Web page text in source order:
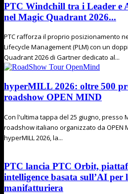
PTC Windchill tra i Leader e
nel Magic Quadrant 2026...
PTC rafforza il proprio posizionamento
Lifecycle Management (PLM) con un
Quadrant 2026 di Gartner dedicato al...
hyperMILL 2026: oltre 500
roadshow OPEN MIND
Con l'ultima tappa del 25 giugno, presso
roadshow italiano organizzato da OPEN
hyperMILL 2026, la...
PTC lancia PTC Orbit,
intelligence basata sull’AI per
manifatturiera